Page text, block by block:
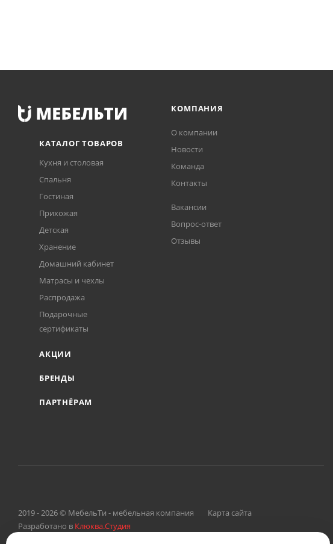
КАТАЛОГ ТОВАРОВ
Кухня и столовая
Спальня
Гостиная
Прихожая
Детская
Хранение
Домашний кабинет
Матрасы и чехлы
Распродажа
Подарочные
сертификаты
АКЦИИ
БРЕНДЫ
ПАРТНЁРАМ
КОМПАНИЯ
О компании
Новости
Команда
Контакты
Вакансии
Вопрос-ответ
Отзывы
2019 - 2026 © МебельТи - мебельная компания
Карта сайта
Разработано в Клюква.Студия